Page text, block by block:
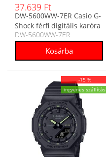
37.639 Ft
DW-5600WW-7ER Casio G-
Shock férfi digitális karóra
DW-5600WW-7ER
-15 %
ingyenes szállítás